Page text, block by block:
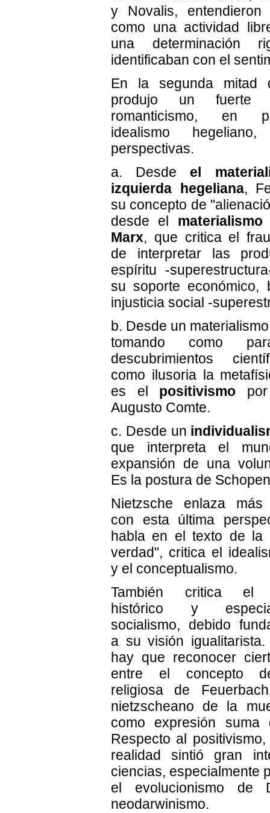
y Novalis, entendieron
como una actividad
una determinación
identificaban con el
En la segunda mitad
produjo un fuerte
romanticismo, en
idealismo
perspectivas.
a. Desde el
izquierda hegeliana,
su concepto de
desde el
Marx, que critica el
de interpretar las
espíritu -
su soporte económico,
injusticia social -
b. Desde un
tomando como
descubrimientos
como ilusoria la
es el positivismo
Augusto Comte.
c. Desde un
que interpreta el
expansión de una
Es la postura de
Nietzsche enlaza más
con esta última
habla en el texto de la
verdad", critica el
y el conceptualismo.
También critica el
histórico y
socialismo, debido
a su visión
hay que reconocer
entre el concepto
religiosa de
nietzscheano de la
como expresión suma
Respecto al
realidad sintió gran
ciencias, especialmente
el evolucionismo de
neodarwinismo.